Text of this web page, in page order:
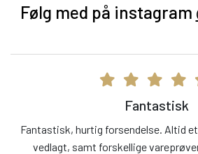
Følg med på instagram
Fantastisk
Fantastisk, hurtig forsendelse. Altid
vedlagt, samt forskellige